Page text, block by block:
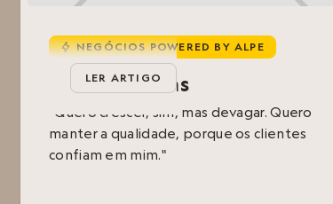
u NEGÓCIOS POWERED BY ALPE
Mila Limpezas
“Quero crescer, sim, mas devagar. Quero
manter a qualidade, porque os clientes
confiam em mim."
LER ARTIGO